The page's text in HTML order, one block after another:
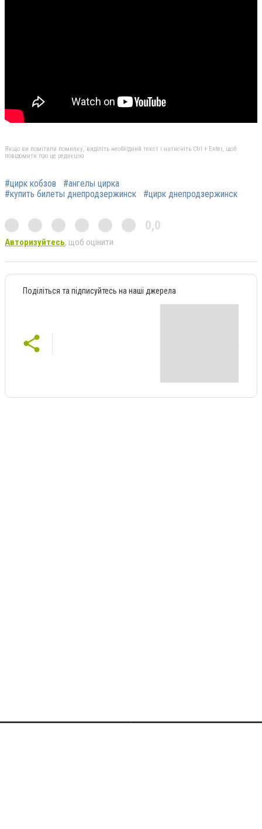
Якщо ви помітили помилку, виділіть необхідний текст і натисніть Ctrl + Enter, щоб
повідомити про це редакцію
#цирк кобзов
#ангелы цирка
#купить билеты днепродзержинск
#цирк днепродзержинск
0,0
Авторизуйтесь, щоб оцінити
Поділіться та підписуйтесь на наші джерела